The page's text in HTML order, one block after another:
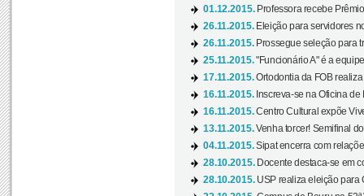
01.12.2015. Professora recebe
26.11.2015. Eleição para servidores
26.11.2015. Prossegue seleção para
25.11.2015."Funcionário A" é a
17.11.2015.Ortodontia da FOB
16.11.2015. Inscreva-se na Oficina
16.11.2015.Centro Cultural expõe
13.11.2015.Venha torcer! Semifinal
04.11.2015.Sipat encerra com
28.10.2015. Docente destaca-se em
28.10.2015. USP realiza eleição para